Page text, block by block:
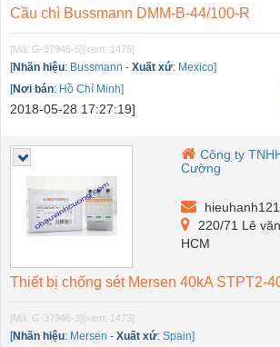
Cầu chì Bussmann DMM-B-44/100-R
[Mã: G-37946-5][xem: 1475]
[Nhãn hiệu: Bussmann - Xuất xứ: Mexico]
[Nơi bán: Hồ Chí Minh]
2018-05-28 17:27:19]
Công ty
Cường
220/71 Lê
HCM
Thiết bị chống sét Mersen 40kA STPT2-
[Mã: G-37946-3][xem: 1473]
[Nhãn hiệu: Mersen - Xuất xứ: Spain]